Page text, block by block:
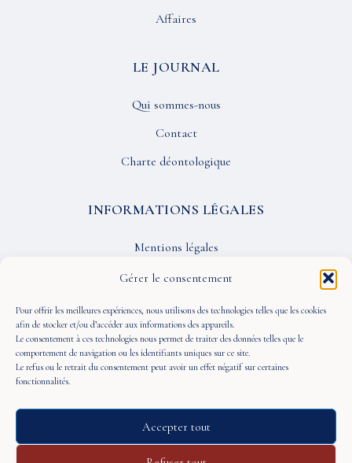
Gérer le consentement
Pour offrir les meilleures expériences, nous utilisons des technologies telles que les cookies
afin de stocker et/ou d’accéder aux informations des appareils.
Le consentement à ces technologies nous permet de traiter des données telles que le
comportement de navigation ou les identifiants uniques sur ce site.
Le refus ou le retrait du consentement peut avoir un effet négatif sur certaines
fonctionnalités.
Accepter tout
Affaires
LE JOURNAL
Qui sommes-nous
Contact
Charte déontologique
INFORMATIONS LÉGALES
Mentions légales
Confidentialité
CGU
SUIVEZ-NOUS
© 2026 À Portée de Vue — Tous droits réservés